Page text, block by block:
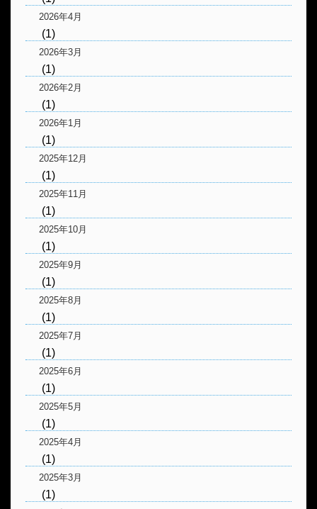
2026年4月
(1)
2026年3月
(1)
2026年2月
(1)
2026年1月
(1)
2025年12月
(1)
2025年11月
(1)
2025年10月
(1)
2025年9月
(1)
2025年8月
(1)
2025年7月
(1)
2025年6月
(1)
2025年5月
(1)
2025年4月
(1)
2025年3月
(1)